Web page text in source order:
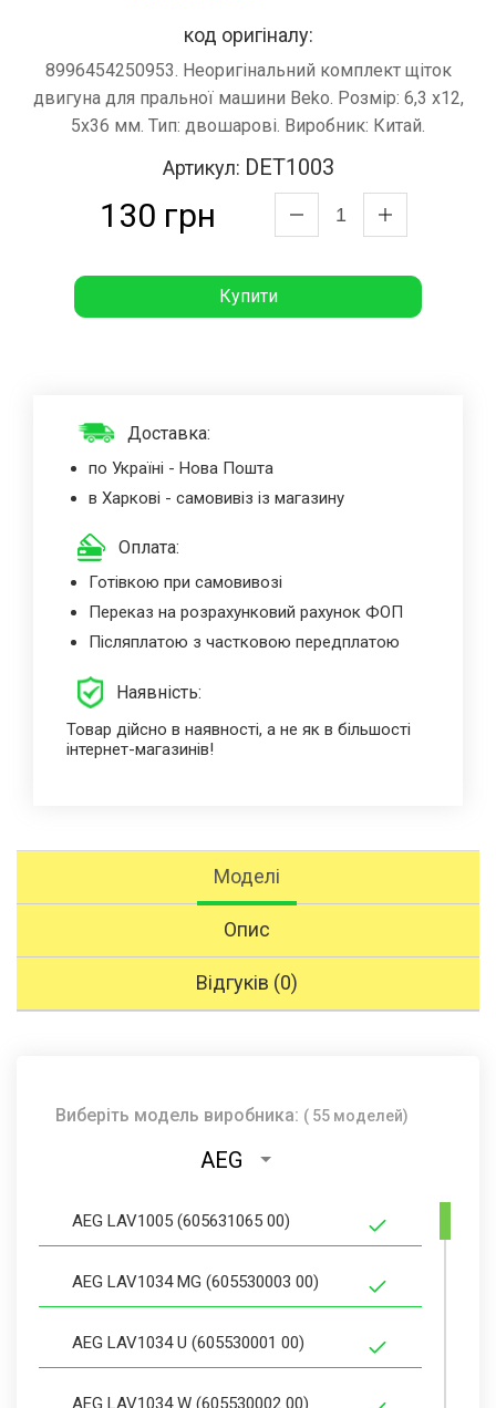
код оригіналу:
8996454250953. Неоригінальний комплект щіток
двигуна для пральної машини Beko. Розмір: 6,3 x12,
5x36 мм. Тип: двошарові. Виробник: Китай.
Артикул: DET1003
130 грн
Купити
Доставка:
по Україні - Нова Пошта
в Харкові - самовивіз із магазину
Оплата:
Готівкою при самовивозі
Переказ на розрахунковий рахунок ФОП
Післяплатою з частковою передплатою
Наявність:
Товар дійсно в наявності, а не як в більшості
інтернет-магазинів!
Моделі
Опис
Відгуків (0)
Виберіть модель виробника: ( 55 моделей)
AEG
AEG LAV1005 (605631065 00)
AEG LAV1034 MG (605530003 00)
AEG LAV1034 U (605530001 00)
AEG LAV1034 W (605530002 00)